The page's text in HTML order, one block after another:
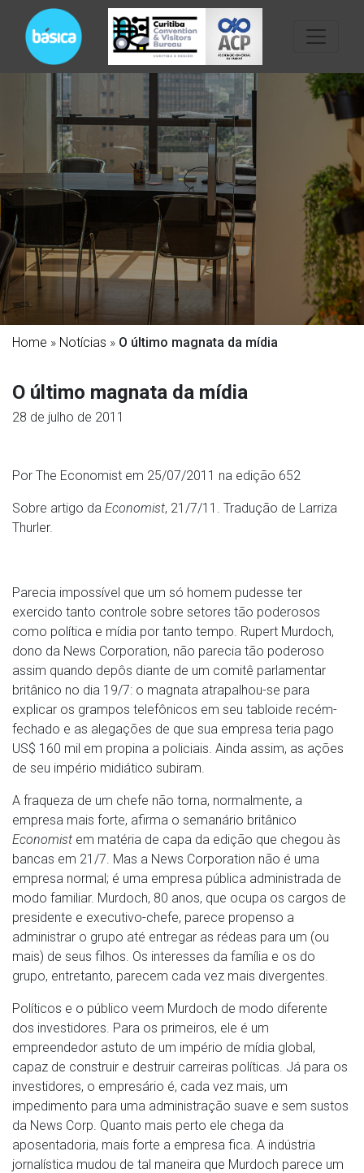
Home » Notícias » O último magnata da mídia
O último magnata da mídia
28 de julho de 2011
Por The Economist em 25/07/2011 na edição 652
Sobre artigo da Economist, 21/7/11. Tradução de Larriza
Thurler.
Parecia impossível que um só homem pudesse ter
exercido tanto controle sobre setores tão poderosos
como política e mídia por tanto tempo. Rupert Murdoch,
dono da News Corporation, não parecia tão poderoso
assim quando depôs diante de um comitê parlamentar
britânico no dia 19/7: o magnata atrapalhou-se para
explicar os grampos telefônicos em seu tabloide recém-
fechado e as alegações de que sua empresa teria pago
US$ 160 mil em propina a policiais. Ainda assim, as ações
de seu império midiático subiram.
A fraqueza de um chefe não torna, normalmente, a
empresa mais forte, afirma o semanário britânico
Economist em matéria de capa da edição que chegou às
bancas em 21/7. Mas a News Corporation não é uma
empresa normal; é uma empresa pública administrada de
modo familiar. Murdoch, 80 anos, que ocupa os cargos de
presidente e executivo-chefe, parece propenso a
administrar o grupo até entregar as rédeas para um (ou
mais) de seus filhos. Os interesses da família e os do
grupo, entretanto, parecem cada vez mais divergentes.
Políticos e o público veem Murdoch de modo diferente
dos investidores. Para os primeiros, ele é um
empreendedor astuto de um império de mídia global,
capaz de construir e destruir carreiras políticas. Já para os
investidores, o empresário é, cada vez mais, um
impedimento para uma administração suave e sem sustos
da News Corp. Quanto mais perto ele chega da
aposentadoria, mais forte a empresa fica. A indústria
jornalística mudou de tal maneira que Murdoch parece um